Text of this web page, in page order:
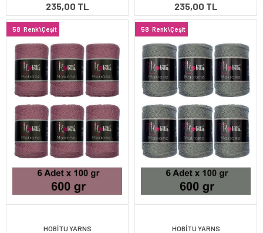
235,00 TL 235,00 TL
58 Renk\Çeşit
HOBİTU YARNS
58 Renk\Çeşit
HOBİTU YARNS